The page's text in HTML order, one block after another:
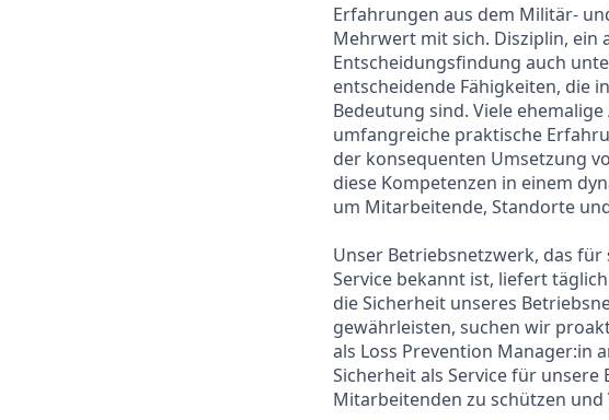
Erfahrungen aus dem Militär-
Mehrwert mit sich. Disziplin,
Entscheidungsfindung auch
entscheidende Fähigkeiten, die
Bedeutung sind. Viele
umfangreiche praktische
der konsequenten Umsetzung
diese Kompetenzen in einem
um Mitarbeitende, Standorte
Unser Betriebsnetzwerk, das
Service bekannt ist, liefert
die Sicherheit unseres
gewährleisten, suchen wir
als Loss Prevention Manager:in
Sicherheit als Service für
Mitarbeitenden zu schützen